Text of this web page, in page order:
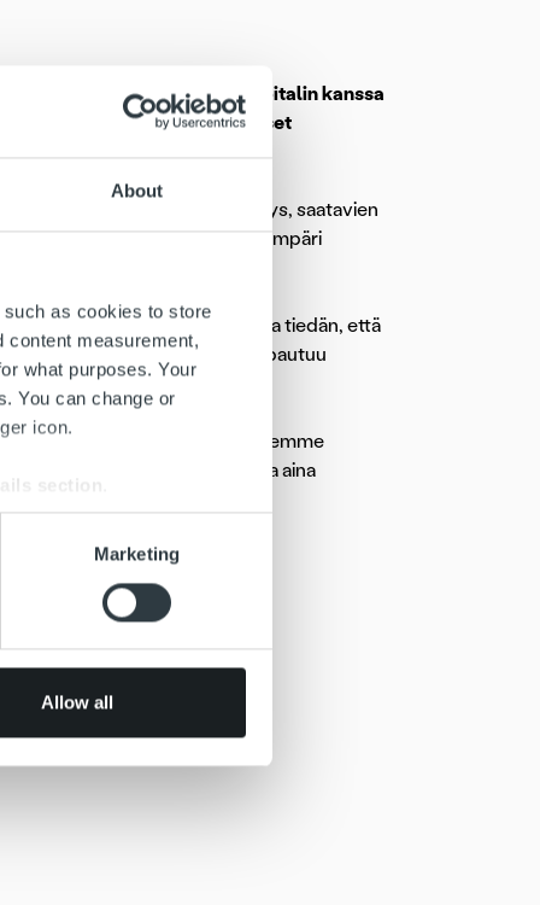
About
as cookies to store
content measurement,
what purposes. Your
You can change or
icon.
section
our traffic. We also share
Marketing
Allow all
kertoo videolla Ropo Capitalin kanssa
toimialojen erityisvaatimukset
johon sisältyy laskujen lähetys, saatavien
jäsenyhtiötä ympäri
paras. Ropo Capitalin kanssa tiedän, että
ja jäsenyhtiöillämme vapautuu
tiivistää.
ole meidän jäsenyhtiöidemme
saavat haltuunsa aina